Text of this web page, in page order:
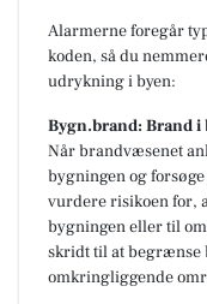
Alarmerne foregår
koden, så du
udrykning i byen:
Bygn.brand: Brand i
Når brandvæsenet
bygningen og
vurdere risikoen for,
bygningen eller til
skridt til at begrænse
omkringliggende